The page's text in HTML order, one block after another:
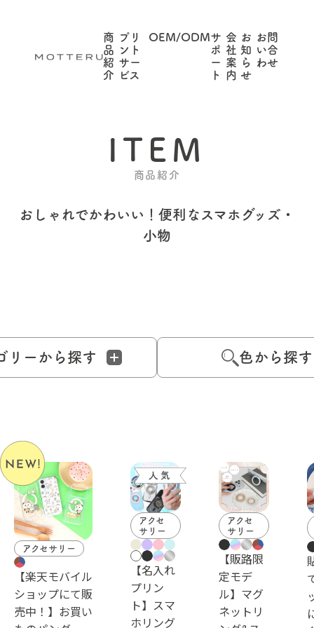
商
品
紹
介
プリ
ント
サー
ビス
OEM/ODMサ
ポ
ー
ト
会
社
案
内
お
知
ら
せ
お問
い合
わせ
ITEM
商品紹介
おしゃれでかわいい！ 便利なスマホグッズ・
小物
リーから探す 色から探す
アクセサリー
【楽天モバイル
ショップにて販
売中！】お買い
アクセ
サリー
【名入れ
プリン
ト】スマ
ホリング
アクセ
サリー
【販路限
定モデ
ル】マグ
ネットリ